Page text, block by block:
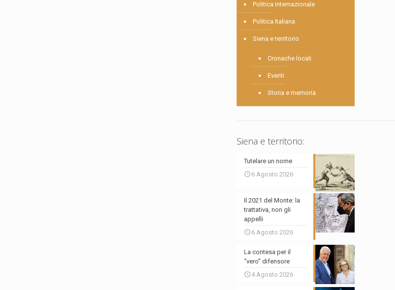
Politica internazionale
Politica Italiana
Siena e territorio
Cronache locali
Eventi
Storia e memoria
Siena e territorio:
Tutelare un nome
6 Agosto 2026
Il 2021 del Monte: la
trattativa, non gli
appelli
6 Agosto 2026
La contesa per il
“vero” difensore
4 Agosto 2026